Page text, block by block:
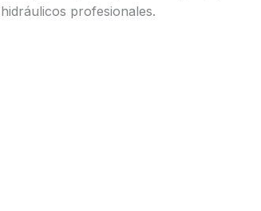
hidráulicos profesionales.